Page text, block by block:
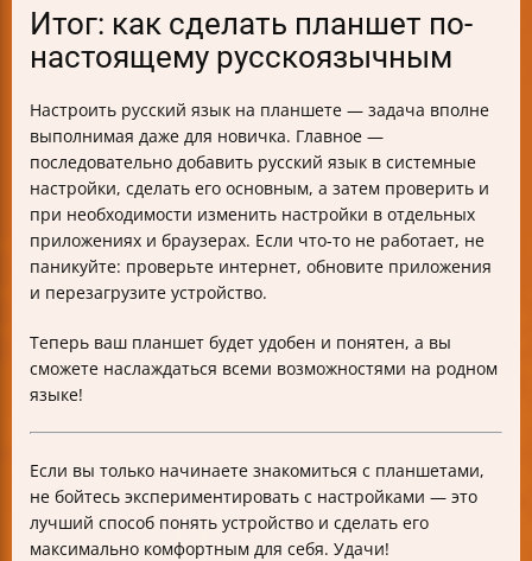
Итог: как сделать планшет по-
настоящему русскоязычным
Настроить русский язык на планшете — задача вполне
выполнимая даже для новичка. Главное —
последовательно добавить русский язык в системные
настройки, сделать его основным, а затем проверить и
при необходимости изменить настройки в отдельных
приложениях и браузерах. Если что-то не работает, не
паникуйте: проверьте интернет, обновите приложения
и перезагрузите устройство.
Теперь ваш планшет будет удобен и понятен, а вы
сможете наслаждаться всеми возможностями на родном
языке!
Если вы только начинаете знакомиться с планшетами,
не бойтесь экспериментировать с настройками — это
лучший способ понять устройство и сделать его
максимально комфортным для себя. Удачи!